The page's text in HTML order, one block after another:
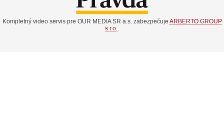
Kompletný video servis pre OUR MEDIA SR a.s. zabezpečuje ARBERTO GROUP
s.r.o..